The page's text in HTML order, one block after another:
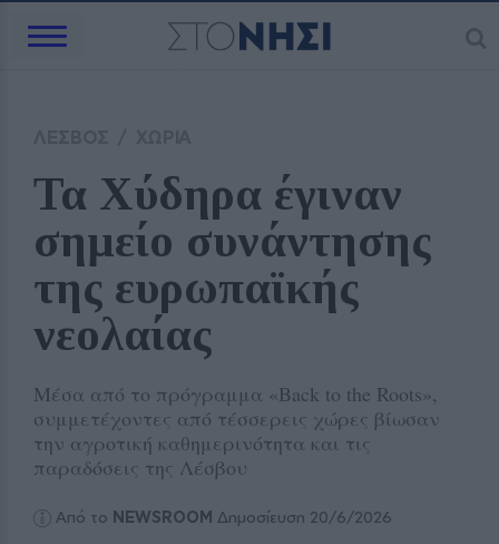
Τα Χύδηρα έγιναν
σημείο συνάντησης
της ευρωπαϊκής
νεολαίας
Μέσα από το πρόγραμμα «Back to the Roots»,
συμμετέχοντες από τέσσερεις χώρες βίωσαν
την αγροτική καθημερινότητα και τις
παραδόσεις της Λέσβου
Από το NEWSROOM Δημοσίευση 20/6/2026